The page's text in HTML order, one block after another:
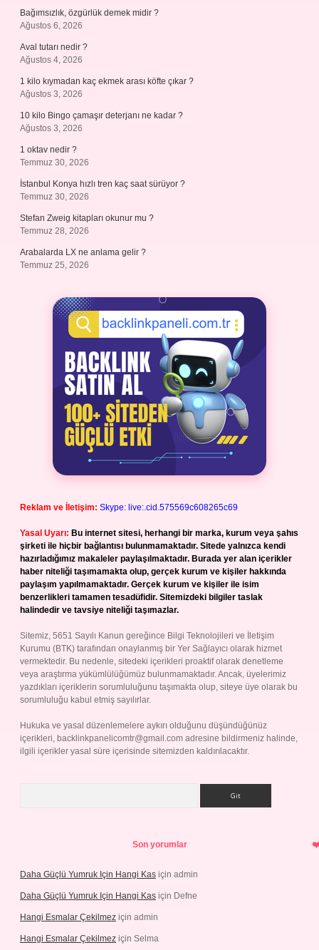
Bağımsızlık, özgürlük demek midir ?
Ağustos 6, 2026
Aval tutarı nedir ?
Ağustos 4, 2026
1 kilo kıymadan kaç ekmek arası köfte çıkar ?
Ağustos 3, 2026
10 kilo Bingo çamaşır deterjanı ne kadar ?
Ağustos 3, 2026
1 oktav nedir ?
Temmuz 30, 2026
İstanbul Konya hızlı tren kaç saat sürüyor ?
Temmuz 30, 2026
Stefan Zweig kitapları okunur mu ?
Temmuz 28, 2026
Arabalarda LX ne anlama gelir ?
Temmuz 25, 2026
Reklam ve İletişim: Skype: live:.cid.575569c608265c69
Yasal Uyarı: Bu internet sitesi, herhangi bir marka, kurum veya şahıs
şirketi ile hiçbir bağlantısı bulunmamaktadır. Sitede yalnızca kendi
hazırladığımız makaleler paylaşılmaktadır. Burada yer alan içerikler
haber niteliği taşımamakta olup, gerçek kurum ve kişiler hakkında
paylaşım yapılmamaktadır. Gerçek kurum ve kişiler ile isim
benzerlikleri tamamen tesadüfidir. Sitemizdeki bilgiler taslak
halindedir ve tavsiye niteliği taşımazlar.
Sitemiz, 5651 Sayılı Kanun gereğince Bilgi Teknolojileri ve İletişim
Kurumu (BTK) tarafından onaylanmış bir Yer Sağlayıcı olarak hizmet
vermektedir. Bu nedenle, sitedeki içerikleri proaktif olarak denetleme
veya araştırma yükümlülüğümüz bulunmamaktadır. Ancak, üyelerimiz
yazdıkları içeriklerin sorumluluğunu taşımakta olup, siteye üye olarak bu
sorumluluğu kabul etmiş sayılırlar.
Hukuka ve yasal düzenlemelere aykırı olduğunu düşündüğünüz
içerikleri, backlinkpanelicomtr@gmail.com adresine bildirmeniz halinde,
ilgili içerikler yasal süre içerisinde sitemizden kaldırılacaktır.
Son yorumlar
Daha Güçlü Yumruk Için Hangi Kas için admin
Daha Güçlü Yumruk Için Hangi Kas için Defne
Hangi Esmalar Çekilmez için admin
Hangi Esmalar Çekilmez için Selma